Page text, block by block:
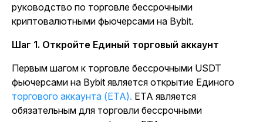
руководство по торговле бессрочными
криптовалютными фьючерсами на Bybit.
Шаг 1. Откройте Единый торговый аккаунт
Первым шагом к торговле бессрочными USDT
фьючерсами на Bybit является открытие Единого
торгового аккаунта (ЕТА). ЕТА является
обязательным для торговли бессрочными